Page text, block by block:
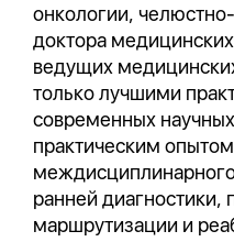
онкологии,
доктора
ведущих
только лучшими
современных
практическим
ранней диагностики,
маршрутизации и